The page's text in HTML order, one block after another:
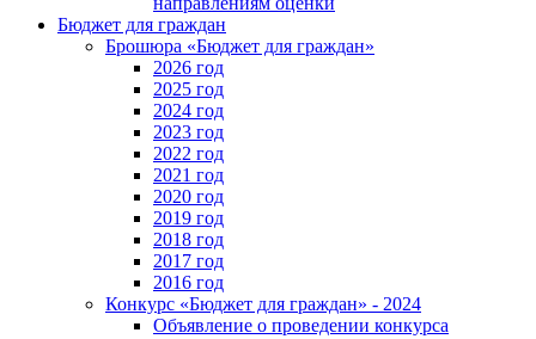
Бюджет для граждан
Брошюра «Бюджет для граждан»
2026 год
2025 год
2024 год
2023 год
2022 год
2021 год
2020 год
2019 год
2018 год
2017 год
2016 год
Конкурс «Бюджет для граждан» - 2024
Объявление о проведении конкурса